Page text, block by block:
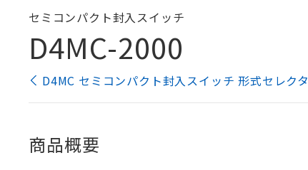
セミコンパクト封入スイッチ
D4MC-2000
D4MC セミコンパクト封入スイッチ 形式セレクタ
商品概要